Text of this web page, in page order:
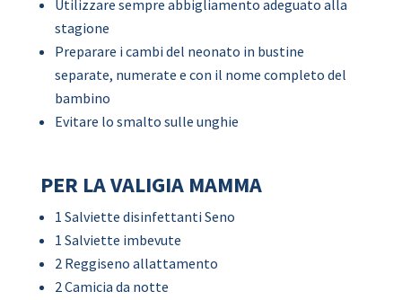
Utilizzare sempre abbigliamento adeguato alla
stagione
Preparare i cambi del neonato in bustine
separate, numerate e con il nome completo del
bambino
Evitare lo smalto sulle unghie
PER LA VALIGIA MAMMA
1 Salviette disinfettanti Seno
1 Salviette imbevute
2 Reggiseno allattamento
2 Camicia da notte